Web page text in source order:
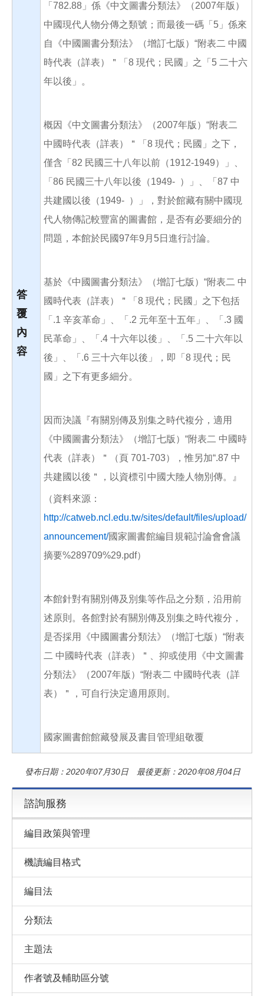
答
覆
內
容
「782.88」係《中文圖書分類法》（2007年版）
中國現代人物分傳之類號；而最後一碼「5」係來
自《中國圖書分類法》（增訂七版）“附表二 中國
時代表（詳表）＂「8 現代；民國」之「5 二十六
年以後」。
概因《中文圖書分類法》（2007年版）“附表二
中國時代表（詳表）＂「8 現代；民國」之下，
僅含「82 民國三十八年以前（1912-1949）」、
「86 民國三十八年以後（1949- ）」、「87 中
共建國以後（1949- ）」，對於館藏有關中國現
代人物傳記較豐富的圖書館，是否有必要細分的
問題，本館於民國97年9月5日進行討論。
基於《中國圖書分類法》（增訂七版）“附表二 中
國時代表（詳表）＂「8 現代；民國」之下包括
「.1 辛亥革命」、「.2 元年至十五年」、「.3 國
民革命」、「.4 十六年以後」、「.5 二十六年以
後」、「.6 三十六年以後」，即「8 現代；民
國」之下有更多細分。
因而決議『有關別傳及別集之時代複分，適用
《中國圖書分類法》（增訂七版）“附表二 中國時
代表（詳表）＂（頁 701-703），惟另加“.87 中
共建國以後＂，以資標引中國大陸人物別傳。』
（資料來源：
http://catweb.ncl.edu.tw/sites/default/files/upload/
announcement/國家圖書館編目規範討論會會議
摘要%289709%29.pdf）
本館針對有關別傳及別集等作品之分類，沿用前
述原則。各館對於有關別傳及別集之時代複分，
是否採用《中國圖書分類法》（增訂七版）“附表
二 中國時代表（詳表）＂、抑或使用《中文圖書
分類法》（2007年版）“附表二 中國時代表（詳
表）＂，可自行決定適用原則。
國家圖書館館藏發展及書目管理組敬覆
發布日期：2020年07月30日 最後更新：2020年08月04日
諮詢服務
編目政策與管理
機讀編目格式
編目法
分類法
主題法
作者號及輔助區分號